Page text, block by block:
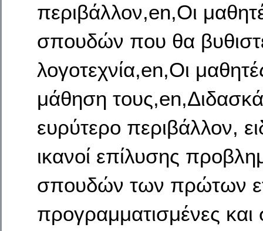
περιβάλλον,en,Οι
σπουδών που θα
λογοτεχνία,en,Οι
μάθηση
ευρύτερο περιβάλλον,
ικανοί επίλυσης
σπουδών των πρώτων
προγραμματισμένες και